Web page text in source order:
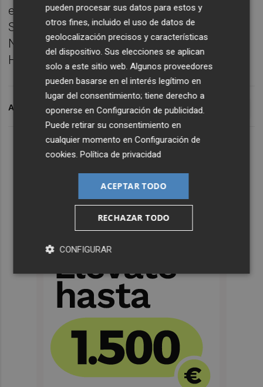
equipo compuesto por Alonso, el suizo
Sébastien Buemi y el japonés Kazuki
Nakajima, al volante de un Toyota TS050
Hybrid.
ARCHIVADO EN D CORONAVIRUS 24 HORAS DE LE MANS
pueden procesar sus datos para estos y
otros fines, incluido el uso de datos de
geolocalización precisos y características
del dispositivo. Sus elecciones se aplican
solo a este sitio web. Algunos proveedores
pueden basarse en el interés legítimo en
lugar del consentimiento; tiene derecho a
oponerse enConfiguración de publicidad.
Puede retirar su consentimiento en
cualquier momento enConfiguración de
cookies.Política de privacidad
ACEPTAR TODO
RECHAZAR TODO
CONFIGURAR